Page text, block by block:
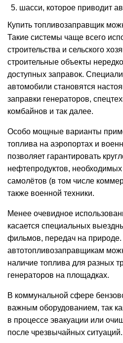
шасси, которое приводит
Купить топливозаправщик
Такие системы чаще всего
строительства и сельского
строительные объекты
доступных заправок.
автомобили становятся
заправки генераторов,
комбайнов и так далее.
Особо мощные варианты
топлива на аэропортах и
позволяет гарантировать
нефтепродуктов, необходимых
самолётов (в том числе
также военной техники.
Менее очевидное
касается специальных
фильмов, передач на природе.
автотопливозаправщикам
наличие топлива для разных
генераторов на площадках.
В коммунальной сфере
важным оборудованием, так
в процессе эвакуации или
после чрезвычайных ситуаций.